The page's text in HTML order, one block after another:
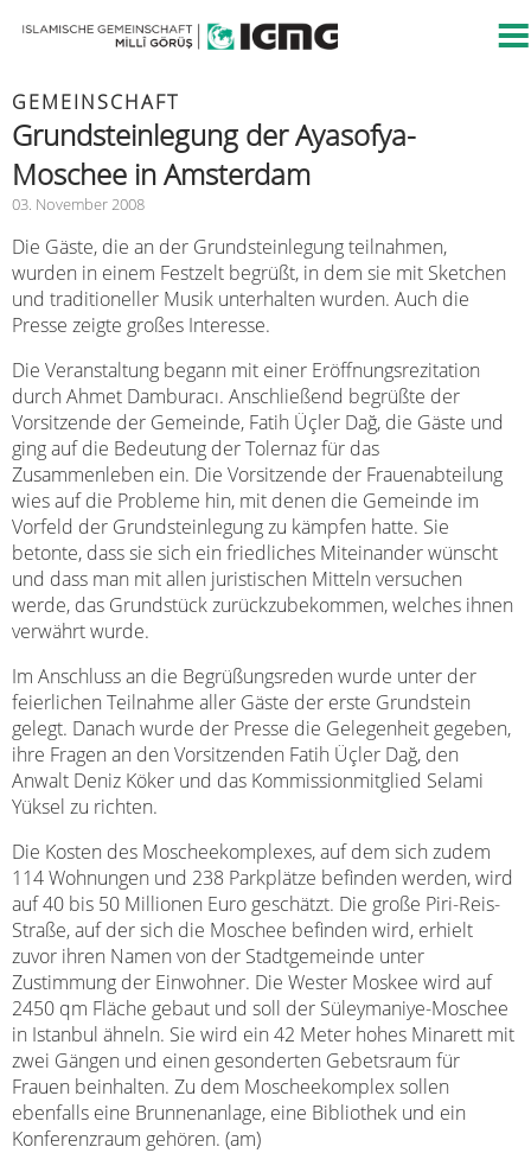
GEMEINSCHAFT
Grundsteinlegung der Ayasofya-
Moschee in Amsterdam
03. November 2008
Die Gäste, die an der Grundsteinlegung teilnahmen,
wurden in einem Festzelt begrüßt, in dem sie mit Sketchen
und traditioneller Musik unterhalten wurden. Auch die
Presse zeigte großes Interesse.
Die Veranstaltung begann mit einer Eröffnungsrezitation
durch Ahmet Damburacı. Anschließend begrüßte der
Vorsitzende der Gemeinde, Fatih Üçler Dağ, die Gäste und
ging auf die Bedeutung der Tolernaz für das
Zusammenleben ein. Die Vorsitzende der Frauenabteilung
wies auf die Probleme hin, mit denen die Gemeinde im
Vorfeld der Grundsteinlegung zu kämpfen hatte. Sie
betonte, dass sie sich ein friedliches Miteinander wünscht
und dass man mit allen juristischen Mitteln versuchen
werde, das Grundstück zurückzubekommen, welches ihnen
verwährt wurde.
Im Anschluss an die Begrüßungsreden wurde unter der
feierlichen Teilnahme aller Gäste der erste Grundstein
gelegt. Danach wurde der Presse die Gelegenheit gegeben,
ihre Fragen an den Vorsitzenden Fatih Üçler Dağ, den
Anwalt Deniz Köker und das Kommissionmitglied Selami
Yüksel zu richten.
Die Kosten des Moscheekomplexes, auf dem sich zudem
114 Wohnungen und 238 Parkplätze befinden werden, wird
auf 40 bis 50 Millionen Euro geschätzt. Die große Piri-Reis-
Straße, auf der sich die Moschee befinden wird, erhielt
zuvor ihren Namen von der Stadtgemeinde unter
Zustimmung der Einwohner. Die Wester Moskee wird auf
2450 qm Fläche gebaut und soll der Süleymaniye-Moschee
in Istanbul ähneln. Sie wird ein 42 Meter hohes Minarett mit
zwei Gängen und einen gesonderten Gebetsraum für
Frauen beinhalten. Zu dem Moscheekomplex sollen
ebenfalls eine Brunnenanlage, eine Bibliothek und ein
Konferenzraum gehören. (am)